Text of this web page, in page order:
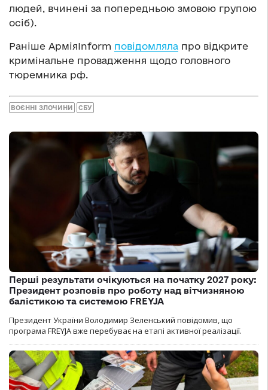
людей, вчинені за попередньою змовою групою
осіб).
Раніше АрміяInform повідомляла про відкрите
кримінальне провадження щодо головного
тюремника рф.
ВОЄННІ ЗЛОЧИНИ СБУ
Перші результати очікуються на початку 2027 року:
Президент розповів про роботу над вітчизняною
балістикою та системою FREYJA
Президент України Володимир Зеленський повідомив, що
програма FREYJA вже перебуває на етапі активної реалізації.